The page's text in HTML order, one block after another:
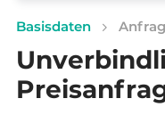
Basisdaten